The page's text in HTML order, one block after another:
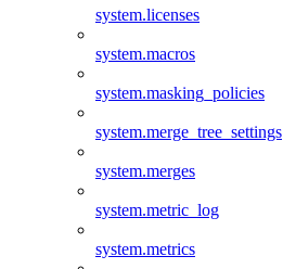
system.licenses
system.macros
system.masking_policies
system.merge_tree_settings
system.merges
system.metric_log
system.metrics